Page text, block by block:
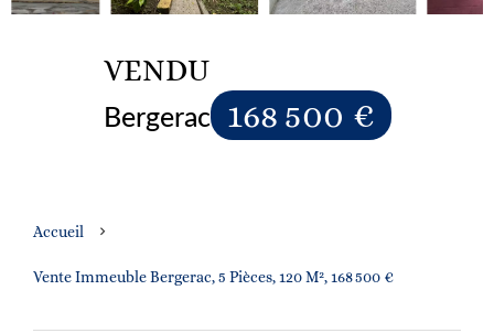
VENDU
Bergerac 168 500 €
Accueil
Vente Immeuble Bergerac, 5 Pièces, 120 M², 168 500 €